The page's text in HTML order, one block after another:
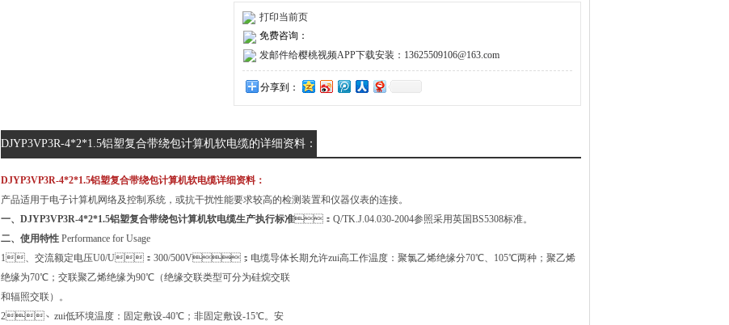
打印当前页
免费咨询：
发邮件给樱桃视频APP下载安装：13625509106@163.com
分享到：
DJYP3VP3R-4*2*1.5铝塑复合带绕包计算机软电缆的详细资料：
DJYP3VP3R-4*2*1.5铝塑复合带绕包计算机软电缆详细资料：
产品适用于电子计算机网络及控制系统，或抗干扰性能要求较高的检测装置和仪器仪表的连接。
一、DJYP3VP3R-4*2*1.5铝塑复合带绕包计算机软电缆生产执行标准：Q/TK.J.04.030-2004参照采用英国BS5308标准。
二、使用特性 Performance for Usage
1、交流额定电压U0/U：300/500V；电缆导体长期允许zui高工作温度：聚氯乙烯绝缘分70℃、105℃两种；聚乙烯
绝缘为70℃；交联聚乙烯绝缘为90℃（绝缘交联类型可分为硅烷交联
和辐照交联）。
2、zui低环境温度：固定敷设-40℃；非固定敷设-15℃。安